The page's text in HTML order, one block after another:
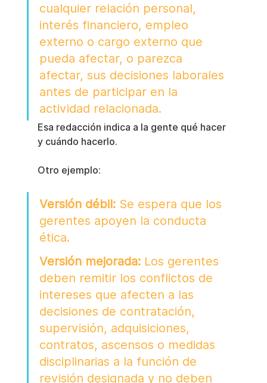
cualquier relación personal,
interés financiero, empleo
externo o cargo externo que
pueda afectar, o parezca
afectar, sus decisiones laborales
antes de participar en la
actividad relacionada.
Esa redacción indica a la gente qué hacer
y cuándo hacerlo.
Otro ejemplo:
Versión débil: Se espera que los
gerentes apoyen la conducta
ética.
Versión mejorada: Los gerentes
deben remitir los conflictos de
intereses que afecten a las
decisiones de contratación,
supervisión, adquisiciones,
contratos, ascensos o medidas
disciplinarias a la función de
revisión designada y no deben